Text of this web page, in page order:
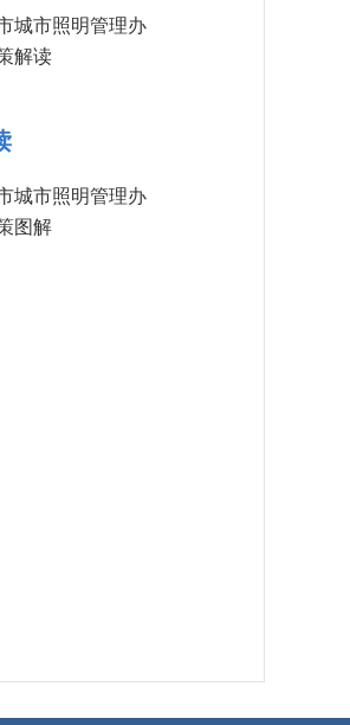
城市照明管理办
解读
城市照明管理办
图解